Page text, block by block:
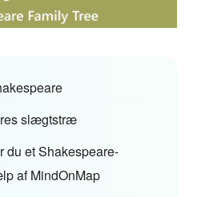
slægtstræ
du et Shakespeare-
af MindOnMap